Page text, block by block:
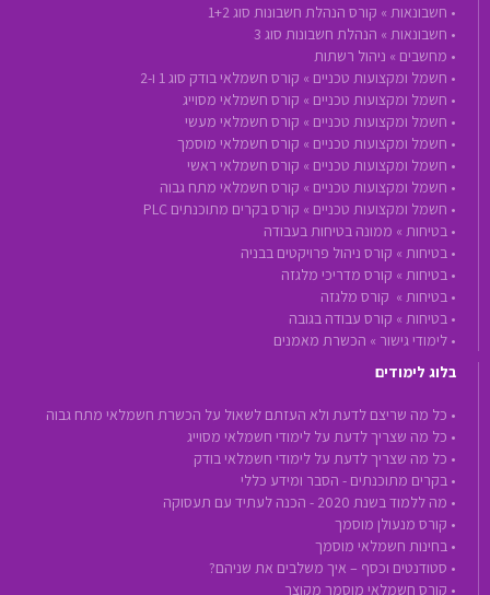
• חשבונאות » קורס הנהלת חשבונות סוג 1+2
• חשבונאות » הנהלת חשבונות סוג 3
• מחשבים » ניהול רשתות
• חשמל ומקצועות טכניים » קורס חשמלאי בודק סוג 1 ו-2
• חשמל ומקצועות טכניים » קורס חשמלאי מסוייג
• חשמל ומקצועות טכניים » קורס חשמלאי מעשי
• חשמל ומקצועות טכניים » קורס חשמלאי מוסמך
• חשמל ומקצועות טכניים » קורס חשמלאי ראשי
• חשמל ומקצועות טכניים » קורס חשמלאי מתח גבוה
• חשמל ומקצועות טכניים » קורס בקרים מתוכנתים PLC
• בטיחות » ממונה בטיחות בעבודה
• בטיחות » קורס ניהול פרויקטים בבניה
• בטיחות » קורס מדריכי מלגזה
• בטיחות » קורס מלגזה
• בטיחות » קורס עבודה בגובה
• לימודי גישור » הכשרת מאמנים
בלוג לימודים
• כל מה שריצם לדעת ולא העזתם לשאול על הכשרת חשמלאי מתח גבוה
• כל מה שצריך לדעת על לימודי חשמלאי מסוייג
• כל מה שצריך לדעת על לימודי חשמלאי בודק
• בקרים מתוכנתים - הסבר ומידע כללי
• מה ללמוד בשנת 2020 - הכנה לעתיד עם תעסוקה
• קורס מנעולן מוסמך
• בחינות חשמלאי מוסמך
• סטודנטים וכסף – איך משלבים את שניהם?
• קורס חשמלאי מוסמך מקוצר